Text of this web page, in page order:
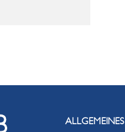
ALLGEMEINES